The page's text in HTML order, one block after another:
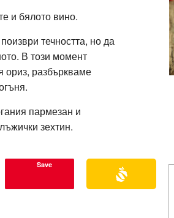
и бялото вино.
течността, но да
В този момент
ориз, разбъркваме
пармезан и
зехтин.
Save